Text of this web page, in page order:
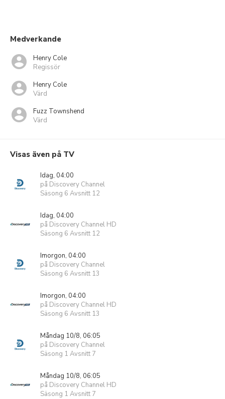
Medverkande
Henry Cole
Regissör
Henry Cole
Värd
Fuzz Townshend
Värd
Visas även på TV
Idag, 04:00
på Discovery Channel
Säsong 6 Avsnitt 12
Idag, 04:00
på Discovery Channel HD
Säsong 6 Avsnitt 12
Imorgon, 04:00
på Discovery Channel
Säsong 6 Avsnitt 13
Imorgon, 04:00
på Discovery Channel HD
Säsong 6 Avsnitt 13
Måndag 10/8, 06:05
på Discovery Channel
Säsong 1 Avsnitt 7
Måndag 10/8, 06:05
på Discovery Channel HD
Säsong 1 Avsnitt 7